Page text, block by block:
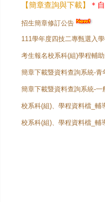
【簡章查詢與下載】 ＊
招生簡章修訂公告
111學年度四技二專甄選入
考生報名校系科(組)學程輔
簡章下載暨資料查詢系統-青
簡章下載暨資料查詢系統-一
校系科(組)、學程資料檔_輔
校系科(組)、學程資料檔_輔